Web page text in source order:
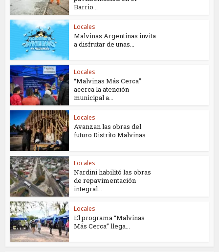
Barrio...
Locales
Malvinas Argentinas invita
a disfrutar de unas...
Locales
“Malvinas Más Cerca”
acerca la atención
municipal a...
Locales
Avanzan las obras del
futuro Distrito Malvinas
Locales
Nardini habilitó las obras
de repavimentación
integral...
Locales
El programa “Malvinas
Más Cerca” llega...